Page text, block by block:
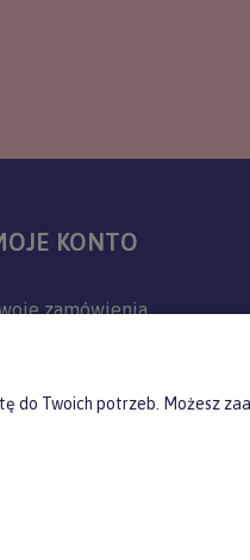
KONTO
zamówienia
do Twoich potrzeb. Możesz